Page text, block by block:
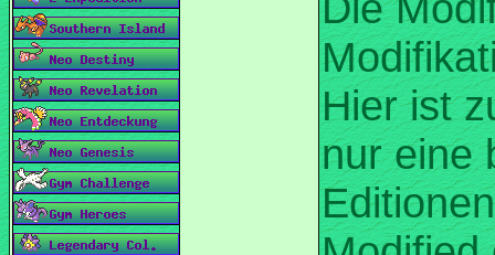
Hier ist
nur eine